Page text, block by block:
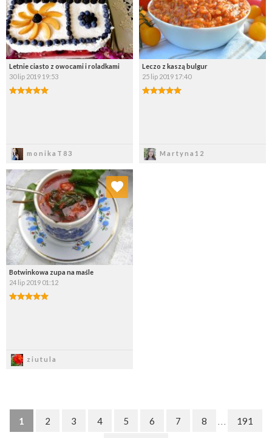
Letnie ciasto z owocami i roladkami
30 lip 2019 19:53
monikaT83
Leczo z kaszą bulgur
25 lip 2019 17:40
Martyna12
Botwinkowa zupa na maśle
24 lip 2019 01:12
ziutula
Dodaj do ulubionych
Wybierz listę:
1 2 3 4 5 6 7 8 191